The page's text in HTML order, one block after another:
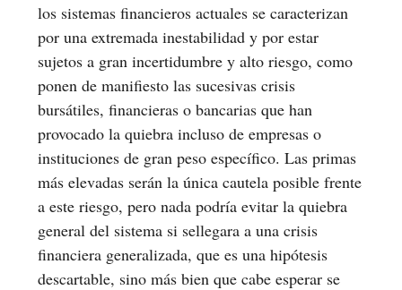
los sistemas financieros actuales se caracterizan
por una extremada inestabilidad y por estar
sujetos a gran incertidumbre y alto riesgo, como
ponen de manifiesto las sucesivas crisis
bursátiles, financieras o bancarias que han
provocado la quiebra incluso de empresas o
instituciones de gran peso específico. Las primas
más elevadas serán la única cautela posible frente
a este riesgo, pero nada podría evitar la quiebra
general del sistema si sellegara a una crisis
financiera generalizada, que es una hipótesis
descartable, sino más bien que cabe esperar se